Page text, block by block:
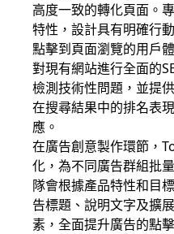
高度一致的轉化頁面。
特性，設計具有明確行
點擊到頁面瀏覽的用戶
對現有網站進行全面的
檢測技術性問題，並提
在搜尋結果中的排名表
應。
在廣告創意製作環節，
化，為不同廣告群組批
隊會根據產品特性和目
告標題、說明文字及擴
素，全面提升廣告的點